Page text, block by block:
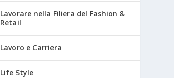
Lavorare nella Filiera del Fashion &
Retail
Lavoro e Carriera
Life Style